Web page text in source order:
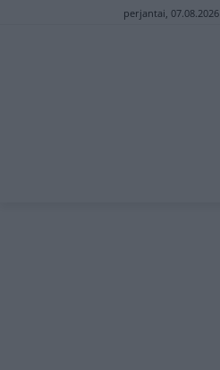
perjantai, 07.08.2026